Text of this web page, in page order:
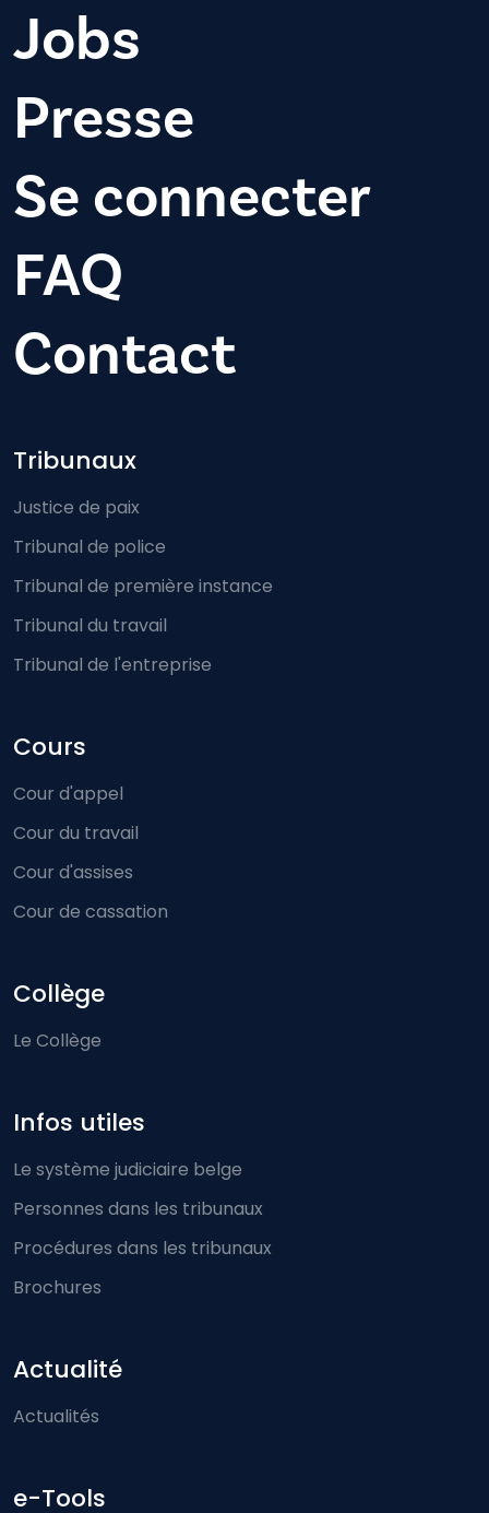
Jobs
Presse
Se connecter
FAQ
Contact
Footer-menu
Tribunaux
Justice de paix
Tribunal de police
Tribunal de première instance
Tribunal du travail
Tribunal de l'entreprise
Cours
Cour d'appel
Cour du travail
Cour d'assises
Cour de cassation
Collège
Le Collège
Infos utiles
Le système judiciaire belge
Personnes dans les tribunaux
Procédures dans les tribunaux
Brochures
Actualité
Actualités
e-Tools